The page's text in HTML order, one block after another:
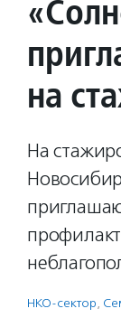
на
На
НКО-сектор,